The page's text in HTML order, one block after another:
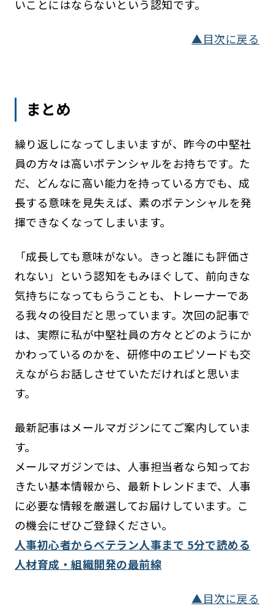
いことにはならないという認知です。
▲目次に戻る
まとめ
繰り返しになってしまいますが、昨今の中堅社
員の方々は高いポテンシャルをお持ちです。た
だ、どんなに高い能力を持っている方でも、成
長する意味を見失えば、素のポテンシャルを発
揮できなくなってしまいます。
「成長しても意味がない。きっと誰にも評価さ
れない」という認知をもみほぐして、前向きな
気持ちになってもらうことも、トレーナーであ
る我々の役目だと思っています。次回の記事で
は、実際に私が中堅社員の方々とどのようにか
かわっているのかを、研修中のエピソードも交
えながらお話しさせていただければと思いま
す。
最新記事はメールマガジンにてご案内していま
す。
メールマガジンでは、人事担当者なら知ってお
きたい基本情報から、最新トレンドまで、人事
に必要な情報を厳選してお届けしています。こ
の機会にぜひご登録ください。
人事初心者からベテラン人事まで 5分で読める
人材育成・組織開発の最前線
▲目次に戻る